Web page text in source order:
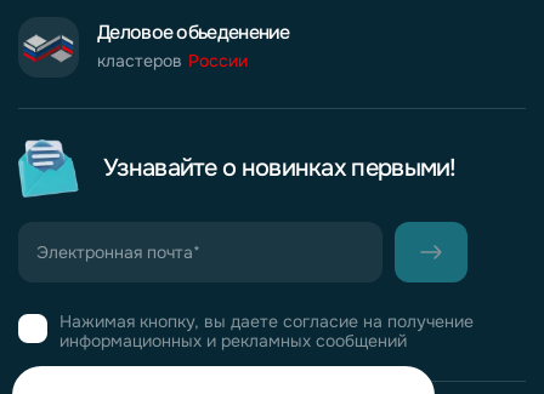
Деловое обьеденение
кластеров России
Узнавайте о новинках первыми!
Нажимая кнопку, вы даете согласие на получение
информационных и рекламных сообщений